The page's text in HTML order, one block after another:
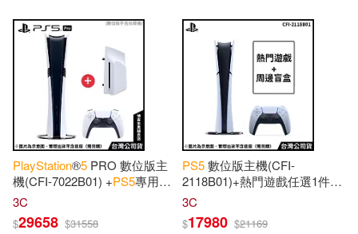
Baylen(1) Bertolazzi(1)
Brooks(1)
Cage(1) Carter(1)
Charles(1) Chris(1)
Christian Lacroix (COR)/ Galison
Christian Lacroix(1)
Philips(1) warner music(1)
中國水利水電出版社(1)
可超商取貨(1431)
可海外宅配(117)
可港澳店取(86)
可新加坡店取(81)
可菲律賓店取(86)
PlayStation®5 PRO 數位版主
機(CFI-7022B01) +PS5專用
Ultra HD Blu-ray光碟機[台灣公
3C
$29658 $31558
PS5數位版主機(CFI-
2118B01)+熱門遊戲任選1件
+30TH遊戲盒鑰匙扣盲盒(隨機
3C
$17980 $21169